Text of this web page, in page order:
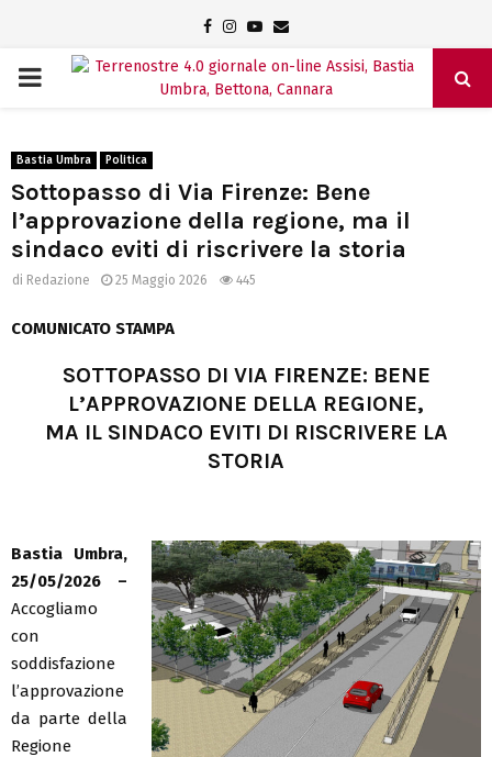
Facebook
Instagram
Youtube
Email
PRIMARY
Bastia Umbra Politica
Sottopasso di Via Firenze: Bene
l’approvazione della regione, ma il
sindaco eviti di riscrivere la storia
di Redazione 25 Maggio 2026 445
COMUNICATO STAMPA
SOTTOPASSO DI VIA FIRENZE: BENE
L’APPROVAZIONE DELLA REGIONE,
MA IL SINDACO EVITI DI RISCRIVERE LA
STORIA
Bastia Umbra,
25/05/2026 –
Accogliamo
con
soddisfazione
l’approvazione
da parte della
Regione